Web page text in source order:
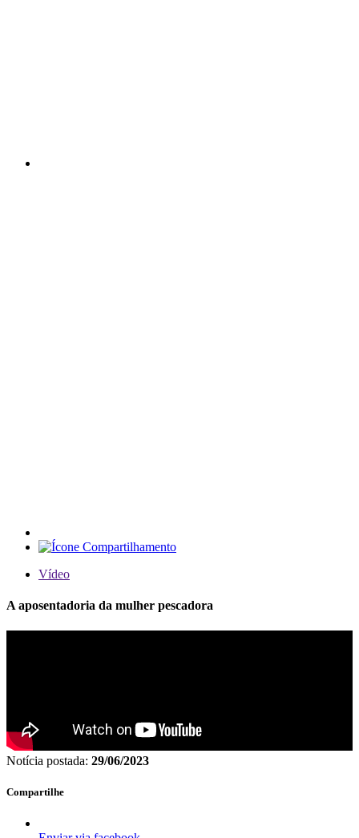
Vídeo
A aposentadoria da mulher pescadora
Notícia postada: 29/06/2023
Compartilhe